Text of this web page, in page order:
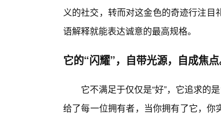
义的社交，转而对这金色的奇迹行注
语解释就能表达诚意的最高规格。
它的“闪耀”，自带光源，自成焦
它不满足于仅仅是“好”，它追求的
给了每一位拥有者，当你拥有了它，